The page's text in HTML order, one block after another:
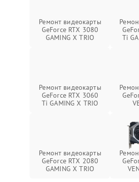
Ремонт видеокарты
GeForce RTX 3080
GAMING X TRIO
Ti
Ремонт видеокарты
GeForce RTX 3060
Ti GAMING X TRIO
Ремонт видеокарты
GeForce RTX 2080
GAMING X TRIO